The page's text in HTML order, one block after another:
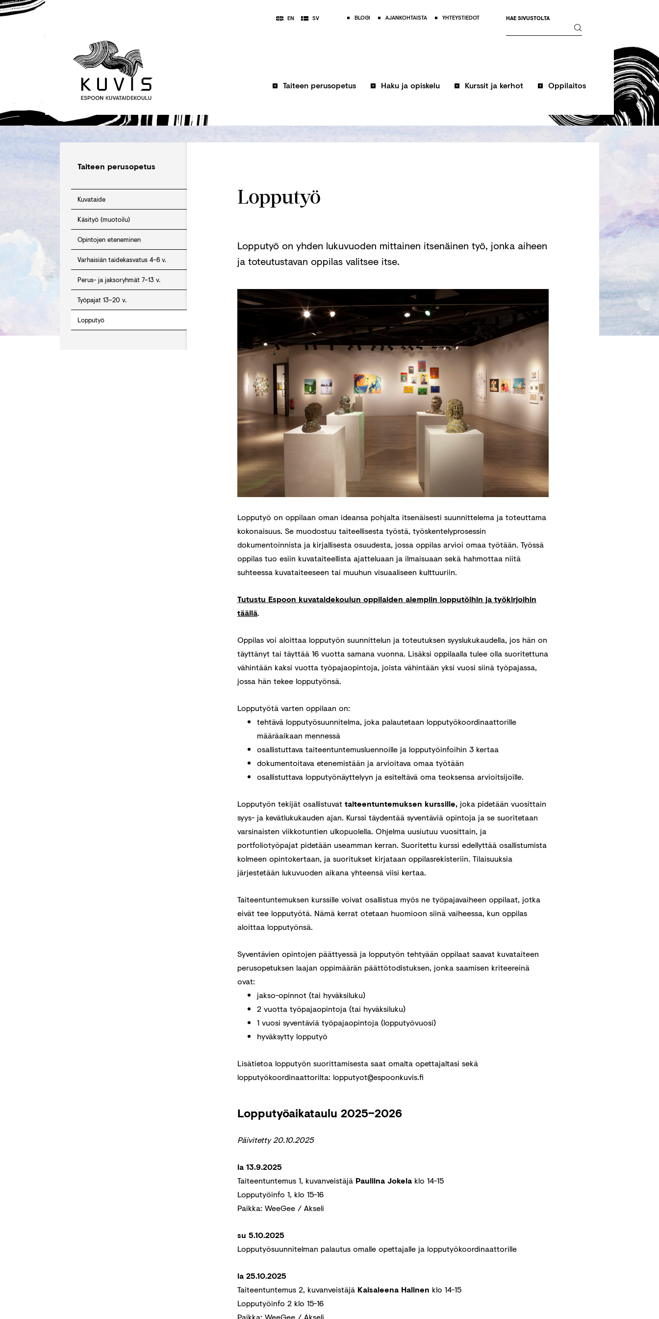
EN SV BLOGI AJANKOHTAISTA YHTEYSTIEDOT HAE SIVUSTOLTA
Taiteen perusopetus Haku ja opiskelu Kurssit ja kerhot Oppilaitos
Taiteen perusopetus
Kuvataide
Käsityö (muotoilu)
Opintojen eteneminen
Varhaisiän taidekasvatus 4–6 v.
Perus- ja jaksoryhmät 7–13 v.
Työpajat 13–20 v.
Lopputyö
Lopputyö
Lopputyö on yhden lukuvuoden mittainen itsenäinen työ, jonka aiheen
ja toteutustavan oppilas valitsee itse.
Lopputyö on oppilaan oman ideansa pohjalta itsenäisesti suunnittelema ja toteuttama
kokonaisuus. Se muodostuu taiteellisesta työstä, työskentelyprosessin
dokumentoinnista ja kirjallisesta osuudesta, jossa oppilas arvioi omaa työtään. Työssä
oppilas tuo esiin kuvataiteellista ajatteluaan ja ilmaisuaan sekä hahmottaa niitä
suhteessa kuvataiteeseen tai muuhun visuaaliseen kulttuuriin.
Tutustu Espoon kuvataidekoulun oppilaiden aiempiin lopputöihin ja työkirjoihin
täällä.
Oppilas voi aloittaa lopputyön suunnittelun ja toteutuksen syyslukukaudella, jos hän on
täyttänyt tai täyttää 16 vuotta samana vuonna. Lisäksi oppilaalla tulee olla suoritettuna
vähintään kaksi vuotta työpajaopintoja, joista vähintään yksi vuosi siinä työpajassa,
jossa hän tekee lopputyönsä.
Lopputyötä varten oppilaan on:
tehtävä lopputyösuunnitelma, joka palautetaan lopputyökoordinaattorille
määräaikaan mennessä
osallistuttava taiteentuntemusluennoille ja lopputyöinfoihin 3 kertaa
dokumentoitava etenemistään ja arvioitava omaa työtään
osallistuttava lopputyönäyttelyyn ja esiteltävä oma teoksensa arvioitsijoille.
Lopputyön tekijät osallistuvat taiteentuntemuksen kurssille, joka pidetään vuosittain
syys- ja kevätlukukauden ajan. Kurssi täydentää syventäviä opintoja ja se suoritetaan
varsinaisten viikkotuntien ulkopuolella. Ohjelma uusiutuu vuosittain, ja
portfoliotyöpajat pidetään useamman kerran. Suoritettu kurssi edellyttää osallistumista
kolmeen opintokertaan, ja suoritukset kirjataan oppilasrekisteriin. Tilaisuuksia
järjestetään lukuvuoden aikana yhteensä viisi kertaa.
Taiteentuntemuksen kurssille voivat osallistua myös ne työpajavaiheen oppilaat, jotka
eivät tee lopputyötä. Nämä kerrat otetaan huomioon siinä vaiheessa, kun oppilas
aloittaa lopputyönsä.
Syventävien opintojen päättyessä ja lopputyön tehtyään oppilaat saavat kuvataiteen
perusopetuksen laajan oppimäärän päättötodistuksen, jonka saamisen kriteereinä
ovat:
jakso-opinnot (tai hyväksiluku)
2 vuotta työpajaopintoja (tai hyväksiluku)
1 vuosi syventäviä työpajaopintoja (lopputyövuosi)
hyväksytty lopputyö
Lisätietoa lopputyön suorittamisesta saat omalta opettajaltasi sekä
lopputyökoordinaattorilta: lopputyot@espoonkuvis.fi
Lopputyöaikataulu 2025–2026
Päivitetty 20.10.2025
la 13.9.2025
Taiteentuntemus 1, kuvanveistäjä Pauliina Jokela klo 14-15
Lopputyöinfo 1, klo 15-16
Paikka: WeeGee / Akseli
su 5.10.2025
Lopputyösuunnitelman palautus omalle opettajalle ja lopputyökoordinaattorille
la 25.10.2025
Taiteentuntemus 2, kuvanveistäjä Kaisaleena Halinen klo 14-15
Lopputyöinfo 2 klo 15-16
Paikka: WeeGee / Akseli